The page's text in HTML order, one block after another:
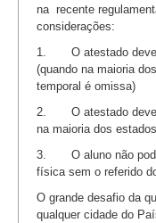
na recente
considerações:
1. O atestado deve
(quando na maioria
temporal é omissa)
2. O atestado deve
na maioria dos
3. O aluno não pode
física sem o referido
O grande desafio da
qualquer cidade do